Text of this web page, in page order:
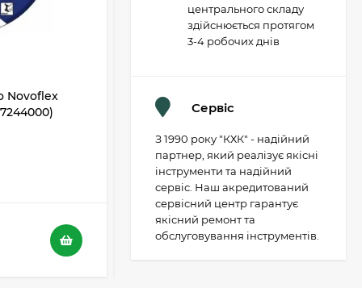
Novoflex
Відрізний диск Metabo Novoflex
230x3,0х22 SP, сталь (617241000)
В НАЯВНОСТІ
116 грн.
73 грн.
центрального складу
здійснюється протягом
3-4 робочих днів
Сервіс
З 1990 року "КХК" - надійний
партнер, який реалізує якісні
інструменти та надійний
сервіс. Наш акредитований
сервісний центр гарантує
якісний ремонт та
обслуговування інструментів.